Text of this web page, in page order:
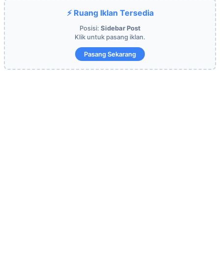
⚡ Ruang Iklan Tersedia
Posisi: Sidebar Post
Klik untuk pasang iklan.
Pasang Sekarang